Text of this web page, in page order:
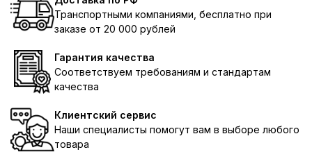
Транспортными компаниями, бесплатно при
заказе от 20 000 рублей
Гарантия качества
Соответствуем требованиям и стандартам
качества
Клиентский сервис
Наши специалисты помогут вам в выборе любого
товара